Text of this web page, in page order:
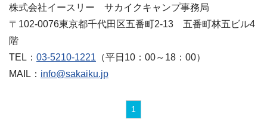
株式会社イースリー サカイクキャンプ事務局
〒102-0076東京都千代田区五番町2-13 五番町林五ビル4
階
TEL： 03-5210-1221 （平日10：00～18：00）
MAIL： info@sakaiku.jp
1